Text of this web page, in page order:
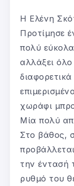
Η Ελένη
Προτίμησε
πολύ
αλλάξει
χωράφι
Μία πολύ
Στο βάθος,
την έντασή
ρυθμό του